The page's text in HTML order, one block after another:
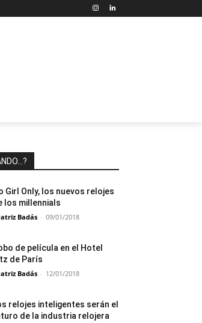
Girl Only, los nuevos relojes
los millennials
Badás - 09/01/2018
de película en el Hotel
de París
Badás - 12/01/2018
relojes inteligentes serán el
de la industria relojera